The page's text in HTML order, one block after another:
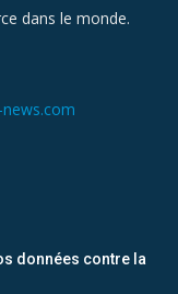
dans le monde.
données contre la